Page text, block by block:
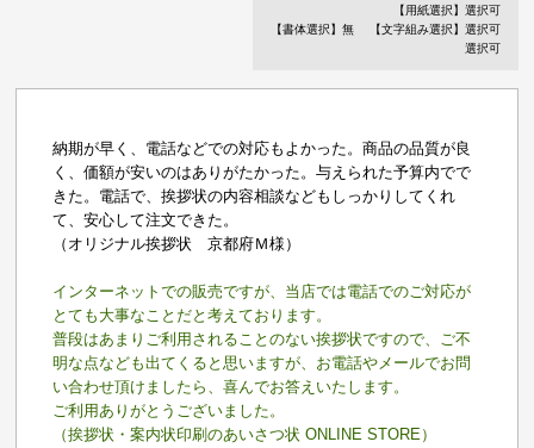
【用紙選択】選択可
【書体選択】無
【文字組み選択】選択可
選択可
納期が早く、電話などでの対応もよかった。商品の品質が良
く、価額が安いのはありがたかった。与えられた予算内でで
きた。電話で、挨拶状の内容相談などもしっかりしてくれ
て、安心して注文できた。
（オリジナル挨拶状 京都府Ｍ様）
インターネットでの販売ですが、当店では電話でのご対応が
とても大事なことだと考えております。
普段はあまりご利用されることのない挨拶状ですので、ご不
明な点なども出てくると思いますが、お電話やメールでお問
い合わせ頂けましたら、喜んでお答えいたします。
ご利用ありがとうございました。
（挨拶状・案内状印刷のあいさつ状 ONLINE STORE）